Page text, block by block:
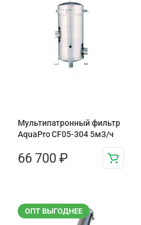
Мультипатронный фильтр
AquaPro CF05-304 5м3/ч
66 700 ₽
ОПТ ВЫГОДНЕЕ